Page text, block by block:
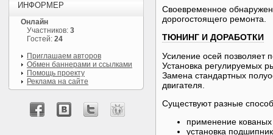
Своевременное
дорогостоящего ремонта.
ТЮНИНГ И ДОРАБОТКИ
Усиление осей позволяет
Установка регулируемых
Замена стандартных
двигателя.
Существуют разные
применение
установка
ИНФОРМЕР
Онлайн
Участников: 3
Гостей: 24
Приглашаем авторов
Обмен баннерами и ссылками
Помощь проекту
Реклама на сайте